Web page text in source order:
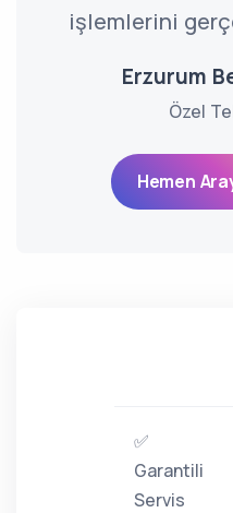
işlemlerini
Erzurum
Özel
Hemen
✅
Garantili
Servis